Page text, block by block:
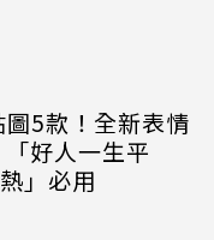
5款！全新表情
好人一生平
」必用